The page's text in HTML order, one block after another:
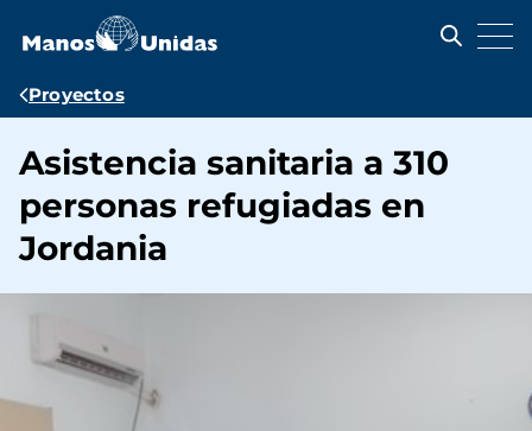
contenido
Ruta
navegación
Proyectos
Asistencia sanitaria a 310
personas refugiadas en
Jordania